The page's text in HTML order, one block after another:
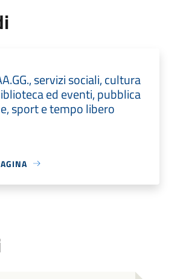
servizi sociali, cultura
ed eventi, pubblica
sport e tempo libero